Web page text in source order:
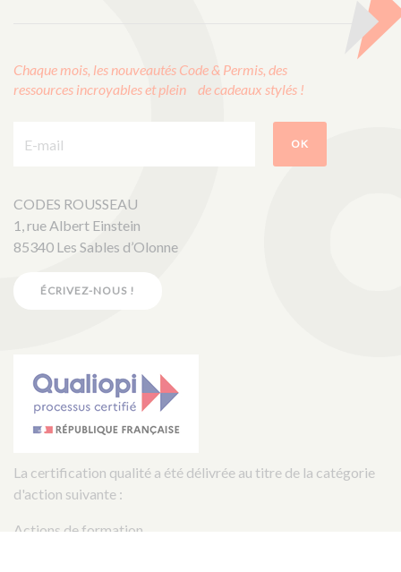
Chaque mois, les nouveautés Code & Permis, des
ressources incroyables et plein de cadeaux stylés !
OK
CODES ROUSSEAU
1, rue Albert Einstein
85340 Les Sables d’Olonne
ÉCRIVEZ-NOUS !
La certification qualité a été délivrée au titre de la catégorie
d'action suivante :
Actions de formation